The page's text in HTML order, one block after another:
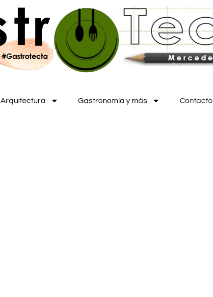
Arquitectura Gastronomía y más Contacto